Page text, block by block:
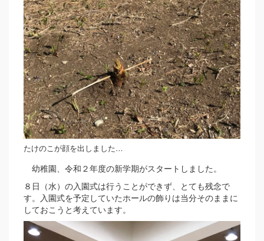
たけのこが顔を出しました…
幼稚園、令和２年度の新学期がスタートしました。
８日（水）の入園式は行うことができず、とても残念で
す。入園式を予定していたホールの飾りは当分そのままに
しておこうと考えています。